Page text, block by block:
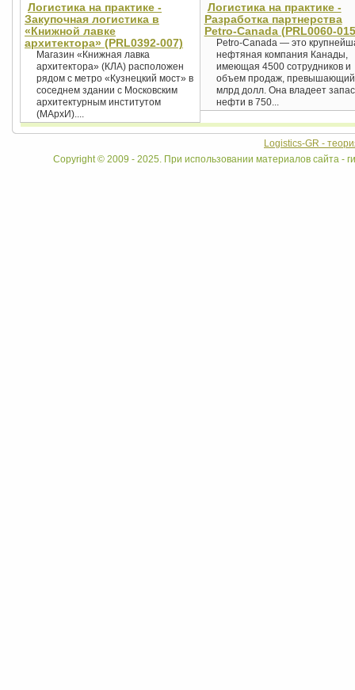
Логистика на практике -
Закупочная логистика в
«Книжной лавке
архитектора» (PRL0392-007)
Магазин «Книжная лавка
архитектора» (КЛА) расположен
рядом с метро «Кузнецкий мост» в
соседнем здании с Московским
архитектурным институтом
(МАрхИ)....
Логистика на практике -
Разработка партнерства
Petro-Canada (PRL0060-
Petro-Canada — это
нефтяная компания Канады,
имеющая 4500 сотрудников и
объем продаж,
млрд долл. Она владеет
нефти в 750...
Logistics-GR -
Copyright © 2009 - 2025. При использовании материалов сайта -